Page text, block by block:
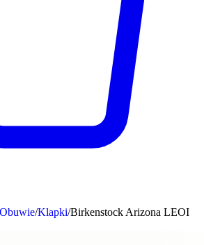
Obuwie/Klapki/Birkenstock Arizona LEOI